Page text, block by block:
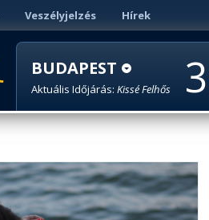
Veszélyjelzés Hírek
BUDAPEST
Aktuális Időjárás: Kissé Felhős